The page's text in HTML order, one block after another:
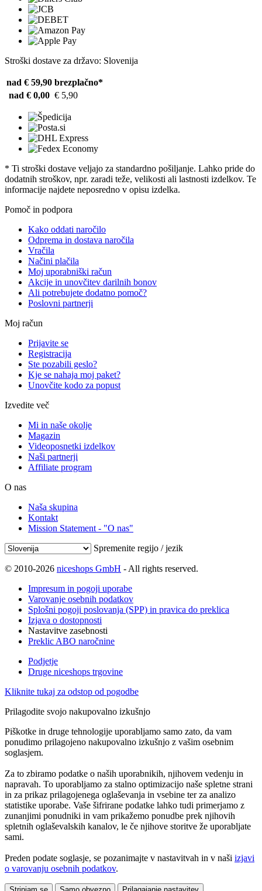
Stroški dostave za državo: Slovenija
nad € 59,90 brezplačno*
nad € 0,00 € 5,90
* Ti stroški dostave veljajo za standardno pošiljanje. Lahko pride do
dodatnih stroškov, npr. zaradi teže, velikosti ali lastnosti izdelkov. Te
informacije najdete neposredno v opisu izdelka.
Pomoč in podpora
Kako oddati naročilo
Odprema in dostava naročila
Vračila
Načini plačila
Moj uporabniški račun
Akcije in unovčitev darilnih bonov
Ali potrebujete dodatno pomoč?
Poslovni partnerji
Moj račun
Prijavite se
Registracija
Ste pozabili geslo?
Kje se nahaja moj paket?
Unovčite kodo za popust
Izvedite več
Mi in naše okolje
Magazin
Videoposnetki izdelkov
Naši partnerji
Affiliate program
O nas
Naša skupina
Kontakt
Mission Statement - "O nas"
Spremenite regijo / jezik
© 2010-2026 niceshops GmbH - All rights reserved.
Impresum in pogoji uporabe
Varovanje osebnih podatkov
Splošni pogoji poslovanja (SPP) in pravica do preklica
Izjava o dostopnosti
Nastavitve zasebnosti
Preklic ABO naročnine
Podjetje
Druge niceshops trgovine
Kliknite tukaj za odstop od pogodbe
Prilagodite svojo nakupovalno izkušnjo
Piškotke in druge tehnologije uporabljamo samo zato, da vam
ponudimo prilagojeno nakupovalno izkušnjo z vašim osebnim
soglasjem.
Za to zbiramo podatke o naših uporabnikih, njihovem vedenju in
napravah. To uporabljamo za stalno optimizacijo naše spletne strani
in za prikaz prilagojenega oglaševanja in vsebine ter za analizo
statistike uporabe. Vaše šifrirane podatke lahko tudi primerjamo z
zunanjimi ponudniki in vam prikažemo ponudbe prek njihovih
spletnih oglaševalskih kanalov, le če njihove storitve že uporabljate
sami.
Preden podate soglasje, se pozanimajte v nastavitvah in v naši izjavi
o varovanju osebnih podatkov.
Strinjam se Samo obvezno Prilagajanje nastavitev